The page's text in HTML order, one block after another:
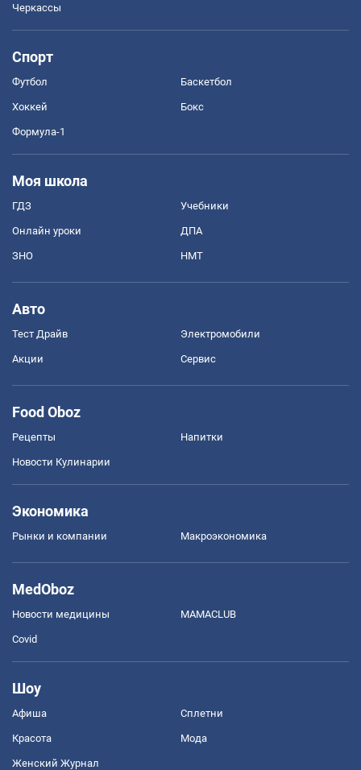
Черкассы
Спорт
Футбол Баскетбол
Хоккей Бокс
Формула-1
Моя школа
ГДЗ Учебники
Онлайн уроки ДПА
ЗНО НМТ
Авто
Тест Драйв Электромобили
Акции Сервис
Food Oboz
Рецепты Напитки
Новости Кулинарии
Экономика
Рынки и компании Mакроэкономика
MedOboz
Новости медицины MAMACLUB
Covid
Шоу
Афиша Сплетни
Красота Мода
Женский Журнал